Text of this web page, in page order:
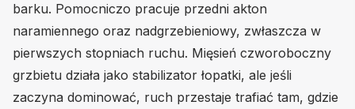
barku. Pomocniczo pracuje przedni akton
naramiennego oraz nadgrzebieniowy, zwłaszcza w
pierwszych stopniach ruchu. Mięsień czworoboczny
grzbietu działa jako stabilizator łopatki, ale jeśli
zaczyna dominować, ruch przestaje trafiać tam, gdzie